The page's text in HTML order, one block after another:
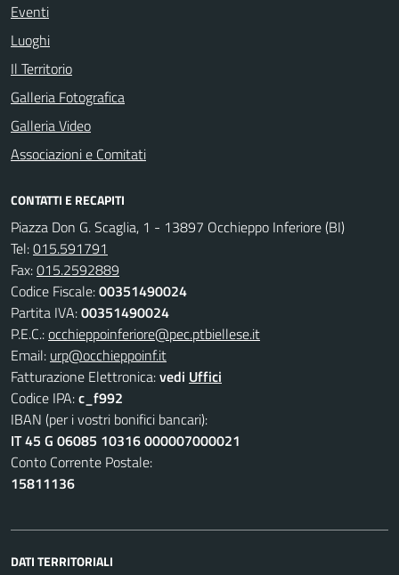
Eventi
Luoghi
Il Territorio
Galleria Fotografica
Galleria Video
Associazioni e Comitati
CONTATTI E RECAPITI
Piazza Don G. Scaglia, 1 - 13897 Occhieppo Inferiore (BI)
Tel:015.591791
Fax:015.2592889
Codice Fiscale:00351490024
Partita IVA:00351490024
P.E.C.:occhieppoinferiore@pec.ptbiellese.it
Email: urp@occhieppoinf.it
Fatturazione Elettronica:vedi Uffici
Codice IPA:c_f992
IBAN (per i vostri bonifici bancari):
IT 45 G 06085 10316 000007000021
Conto Corrente Postale:
15811136
DATI TERRITORIALI